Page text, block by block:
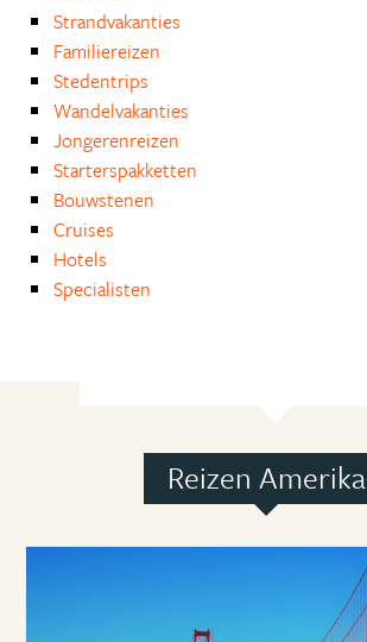
Strandvakanties
Familiereizen
Stedentrips
Wandelvakanties
Jongerenreizen
Starterspakketten
Bouwstenen
Cruises
Hotels
Specialisten
Reizen Amerika